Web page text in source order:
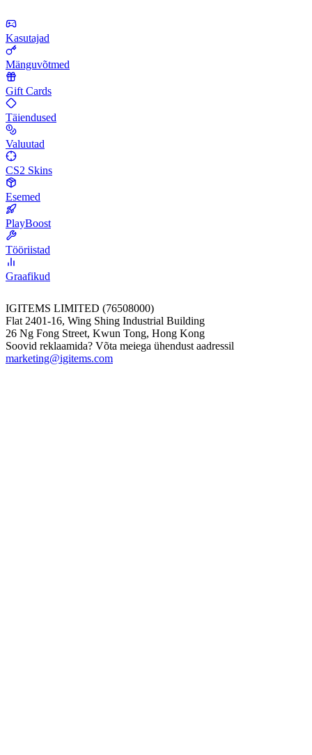
Kasutajad
Mänguvõtmed
Gift Cards
Täiendused
Valuutad
CS2 Skins
Esemed
PlayBoost
Tööriistad
Graafikud
IGITEMS LIMITED (76508000)
Flat 2401-16, Wing Shing Industrial Building
26 Ng Fong Street, Kwun Tong, Hong Kong
Soovid reklaamida? Võta meiega ühendust aadressil
marketing@igitems.com